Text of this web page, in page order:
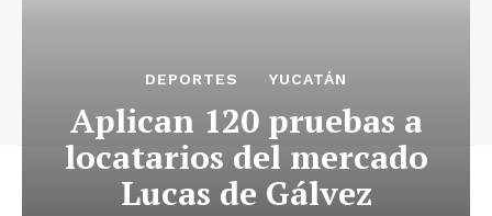
DEPORTES YUCATÁN
Aplican 120 pruebas a
locatarios del mercado
Lucas de Gálvez